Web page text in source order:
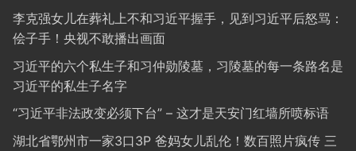
李克强女儿在葬礼上不和习近平握手，见到习近平后怒骂：
侩子手！央视不敢播出画面
习近平的六个私生子和习仲勋陵墓，习陵墓的每一条路名是
习近平的私生子名字
“习近平非法政变必须下台” – 这才是天安门红墙所喷标语
湖北省鄂州市一家3口3P 爸妈女儿乱伦！数百照片疯传 三